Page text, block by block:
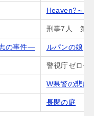
Heaven?～ご
刑事7人 第5
の事件― ルパンの娘
警視庁ゼロ係
W県警の悲劇
長閑の庭